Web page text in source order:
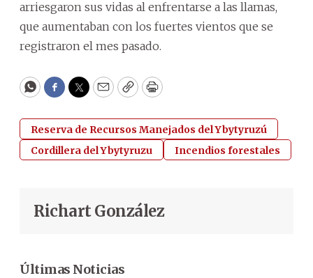
arriesgaron sus vidas al enfrentarse a las llamas,
que aumentaban con los fuertes vientos que se
registraron el mes pasado.
WhatsApp
Facebook
Twitter
EmailCopyPrint
Reserva de Recursos Manejados del Ybytyruzú
Cordillera del Ybytyruzu
Incendios forestales
Richart González
Últimas Noticias